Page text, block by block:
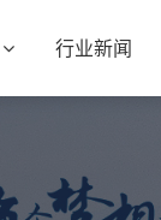
行业新闻